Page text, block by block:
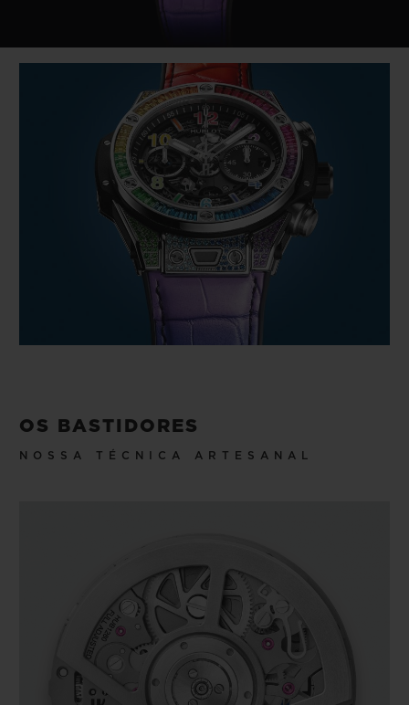
Video
OS BASTIDORES
NOSSA TÉCNICA ARTESANAL